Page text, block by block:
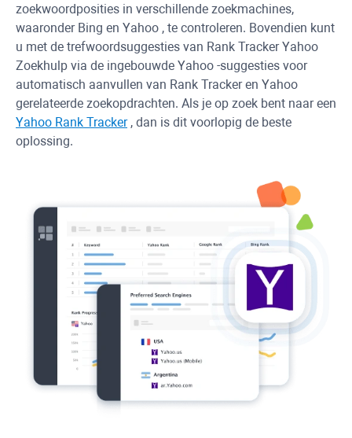
zoekwoordposities in verschillende zoekmachines,
waaronder Bing en Yahoo , te controleren. Bovendien kunt
u met de trefwoordsuggesties van Rank Tracker Yahoo
Zoekhulp via de ingebouwde Yahoo -suggesties voor
automatisch aanvullen van Rank Trackeren Yahoo
gerelateerde zoekopdrachten. Als je op zoek bent naar een
Yahoo Rank Tracker, dan is dit voorlopig de beste
oplossing.